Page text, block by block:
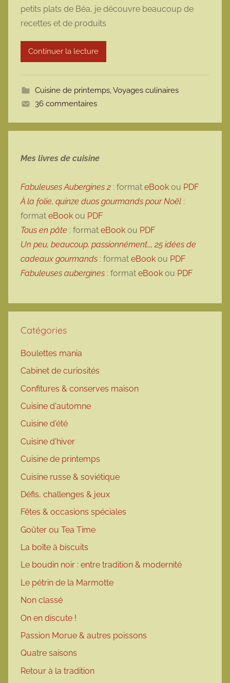
m
a
r
m
t
e
petits plats de Béa, je découvre beaucoup de
recettes et de produits
Continuer la lecture
Cuisine de printemps,Voyages culinaires
36 commentaires
Mes livres de cuisine
Fabuleuses Aubergines 2 : format eBook ou PDF
À la folie, quinze duos gourmands pour Noël :
format eBook ou PDF
Tous en pâte : format eBook ou PDF
Un peu, beaucoup, passionnément…, 25 idées de
cadeaux gourmands : format eBook ou PDF
Fabuleuses aubergines : format eBook ou PDF
Catégories
Boulettes mania
Cabinet de curiosités
Confitures & conserves maison
Cuisine d'automne
Cuisine d'été
Cuisine d'hiver
Cuisine de printemps
Cuisine russe & soviétique
Défis, challenges & jeux
Fêtes & occasions spéciales
Goûter ou Tea Time
La boîte à biscuits
Le boudin noir : entre tradition & modernité
Le pétrin de la Marmotte
Non classé
On en discute !
Passion Morue & autres poissons
Quatre saisons
Retour à la tradition